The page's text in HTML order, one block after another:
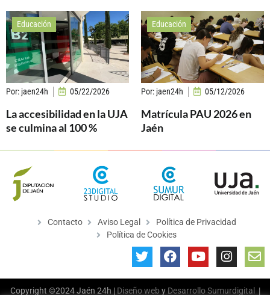
Educación
Por: jaen24h 05/22/2026
La accesibilidad en la UJA
se culmina al 100 %
Educación
Por: jaen24h 05/12/2026
Matrícula PAU 2026 en
Jaén
Contacto Aviso Legal
Política de Privacidad
Política de Cookies
Copyright ©2024 Jaén 24h | Diseño weby Desarrollo Sumurdigital
|